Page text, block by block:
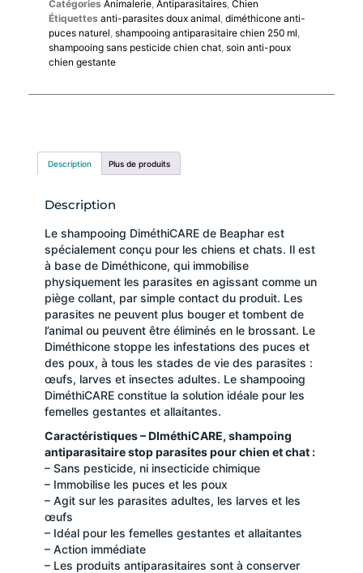
Catégories Animalerie Antiparasitaires Chien
Étiquettes anti-parasites doux animal diméthicone anti-
puces naturel shampooing antiparasitaire chien 250 ml
shampooing sans pesticide chien chat soin anti-poux
chien gestante
Description Plus de produits
Description
Le shampooing DiméthiCARE de Beaphar est
spécialement conçu pour les chiens et chats. Il est
à base de Diméthicone, qui immobilise
physiquement les parasites en agissant comme un
piège collant, par simple contact du produit. Les
parasites ne peuvent plus bouger et tombent de
l’animal ou peuvent être éliminés en le brossant. Le
Diméthicone stoppe les infestations des puces et
des poux, à tous les stades de vie des parasites :
œufs, larves et insectes adultes. Le shampooing
DiméthiCARE constitue la solution idéale pour les
femelles gestantes et allaitantes.
Caractéristiques – DIméthiCARE, shampoing
antiparasitaire stop parasites pour chien et chat :
– Sans pesticide, ni insecticide chimique
– Immobilise les puces et les poux
– Agit sur les parasites adultes, les larves et les
œufs
– Idéal pour les femelles gestantes et allaitantes
– Action immédiate
– Les produits antiparasitaires sont à conserver